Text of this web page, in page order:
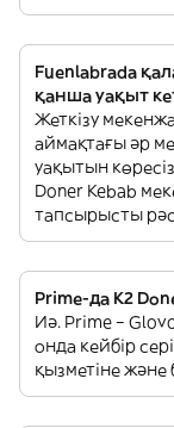
Fuenlabrada
қанша уақыт
Жеткізу
аймақтағы әр
уақытын
Doner Kebab
тапсырысты
Prime-да K2
Иә. Prime –
онда кейбір
қызметіне